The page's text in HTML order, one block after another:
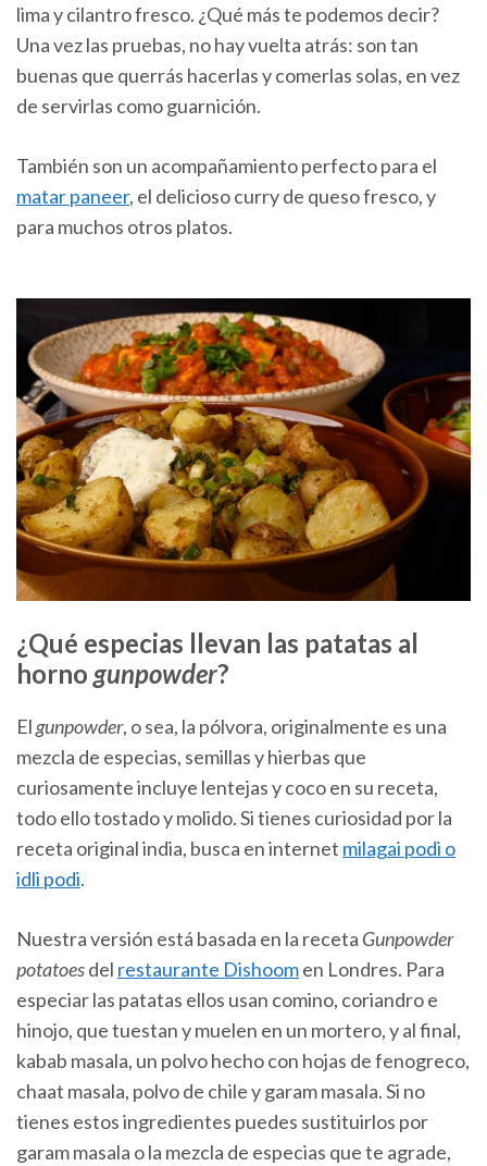
lima y cilantro fresco. ¿Qué más te podemos decir?
Una vez las pruebas, no hay vuelta atrás: son tan
buenas que querrás hacerlas y comerlas solas, en vez
de servirlas como guarnición.
También son un acompañamiento perfecto para el
matar paneer, el delicioso curry de queso fresco, y
para muchos otros platos.
¿Qué especias llevan las patatas al
horno gunpowder?
Elgunpowder, o sea, la pólvora, originalmente es una
mezcla de especias, semillas y hierbas que
curiosamente incluye lentejas y coco en su receta,
todo ello tostado y molido. Si tienes curiosidad por la
receta original india, busca en internet milagai podi o
idli podi.
Nuestra versión está basada en la receta Gunpowder
potatoesdel restaurante Dishoomen Londres. Para
especiar las patatas ellos usan comino, coriandro e
hinojo, que tuestan y muelen en un mortero, y al final,
kabab masala, un polvo hecho con hojas de fenogreco,
chaat masala, polvo de chile y garam masala. Si no
tienes estos ingredientes puedes sustituirlos por
garam masala o la mezcla de especias que te agrade,